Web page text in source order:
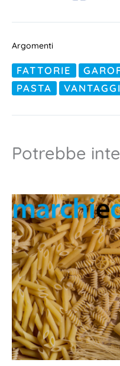
Argomenti
FATTORIE
PASTA
Potrebbe